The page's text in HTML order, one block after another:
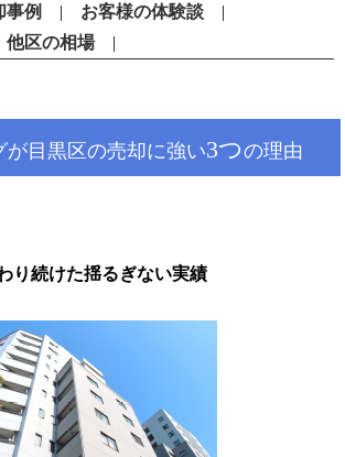
事例
お客様の体験談
他区の相場
が目黒区の売却に強い3つの理由
り続けた揺るぎない実績